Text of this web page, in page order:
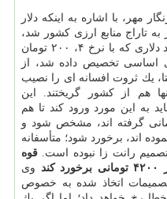
مهر، با اشاره به اینكه دلار
به تاراج منابع ارزی كشور شد،
تصریح كرد: نیمی از حدود ۱۳ میلیارد دلاری كه با نرخ ۴، ۲۰۰ تومان
اساسی تخصیص داده شد، از
یك ثروت افسانه ای را نصیب
هم از كشور گریختند. این
به این مورد ورود كند تا هم
كسانی كه دلار ۴۲۰۰ تومانی گرفته اند، مشخص شود و
اند، برخورد شود؛ متأسفانه
رانت زا نبوده است. قوه
وی
اتخاذ شده به خصوص